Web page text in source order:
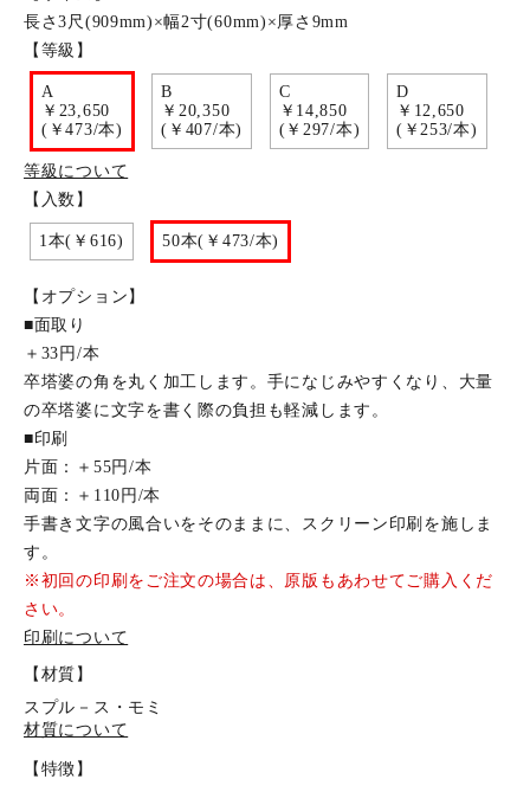
長さ3尺(909mm)×幅2寸(60mm)×厚さ9mm
【等級】
A
￥23,650
(￥473/本)
B
￥20,350
(￥407/本)
C
￥14,850
(￥297/本)
D
￥12,650
(￥253/本)
等級について
【入数】
1本(￥616) 50本(￥473/本)
【オプション】
■面取り
＋33円/本
卒塔婆の角を丸く加工します。手になじみやすくなり、大量
の卒塔婆に文字を書く際の負担も軽減します。
■印刷
片面：＋55円/本
両面：＋110円/本
手書き文字の風合いをそのままに、スクリーン印刷を施しま
す。
※初回の印刷をご注文の場合は、原版もあわせてご購入くだ
さい。
印刷について
【材質】
スプル－ス・モミ
材質について
【特徴】